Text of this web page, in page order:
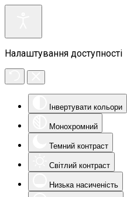
Налаштування доступності
Інвертувати кольори
Монохромний
Темний контраст
Світлий контраст
Низька насиченість